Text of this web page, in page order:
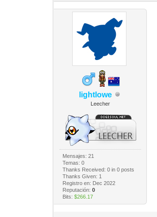
lightlowe
Leecher
Mensajes: 21
Temas: 0
Thanks Received: 0in 0 posts
Thanks Given: 1
Registro en: Dec 2022
Reputación: 0
Bits: $266.17